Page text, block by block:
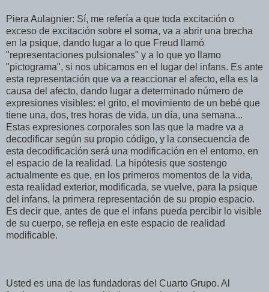
Piera Aulagnier: Sí, me refería a que toda excitación o
exceso de excitación sobre el soma, va a abrir una brecha
en la psique, dando lugar a lo que Freud llamó
"representaciones pulsionales" y a lo que yo llamo
"pictograma", si nos ubicamos en el lugar del infans. Es ante
esta representación que va a reaccionar el afecto, ella es la
causa del afecto, dando lugar a determinado número de
expresiones visibles: el grito, el movimiento de un bebé que
tiene una, dos, tres horas de vida, un día, una semana...
Estas expresiones corporales son las que la madre va a
decodificar según su propio código, y la consecuencia de
esta decodificación será una modificación en el entorno, en
el espacio de la realidad. La hipótesis que sostengo
actualmente es que, en los primeros momentos de la vida,
esta realidad exterior, modificada, se vuelve, para la psique
del infans, la primera representación de su propio espacio.
Es decir que, antes de que el infans pueda percibir lo visible
de su cuerpo, se refleja en este espacio de realidad
modificable.
Usted es una de las fundadoras del Cuarto Grupo. Al